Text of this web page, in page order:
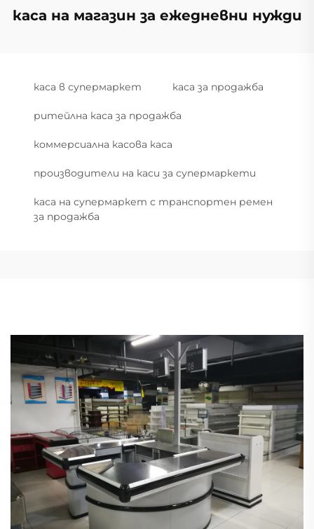
каса на магазин за ежедневни нужди
каса в супермаркет каса за продажба
ритейлна каса за продажба
коммерсиална касова каса
производители на каси за супермаркети
каса на супермаркет с транспортен ремен
за продажба